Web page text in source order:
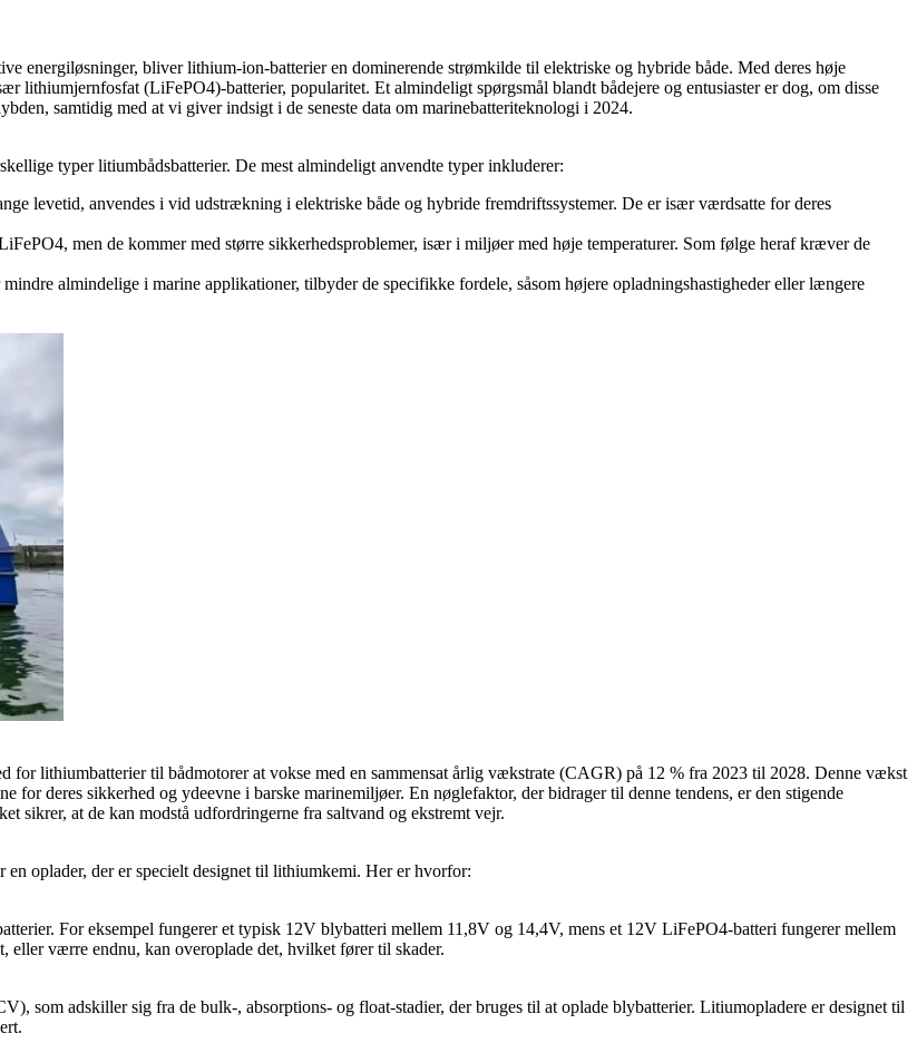
energiløsninger, bliver lithium-ion-batterier en dominerende strømkilde til elektriske og hybride både. Med deres høje
(LiFePO4)-batterier, popularitet. Et almindeligt spørgsmål blandt bådejere og entusiaster er dog, om disse
samtidig med at vi giver indsigt i de seneste data om marinebatteriteknologi i 2024.
typer litiumbådsbatterier. De mest almindeligt anvendte typer inkluderer:
levetid, anvendes i vid udstrækning i elektriske både og hybride fremdriftssystemer. De er især værdsatte for deres
men de kommer med større sikkerhedsproblemer, især i miljøer med høje temperaturer. Som følge heraf kræver de
mindre almindelige i marine applikationer, tilbyder de specifikke fordele, såsom højere opladningshastigheder eller længere
for lithiumbatterier til bådmotorer at vokse med en sammensat årlig vækstrate (CAGR) på 12 % fra 2023 til 2028. Denne vækst
for deres sikkerhed og ydeevne i barske marinemiljøer. En nøglefaktor, der bidrager til denne tendens, er den stigende
sikrer, at de kan modstå udfordringerne fra saltvand og ekstremt vejr.
oplader, der er specielt designet til lithiumkemi. Her er hvorfor:
For eksempel fungerer et typisk 12V blybatteri mellem 11,8V og 14,4V, mens et 12V LiFePO4-batteri fungerer mellem
værre endnu, kan overoplade det, hvilket fører til skader.
som adskiller sig fra de bulk-, absorptions- og float-stadier, der bruges til at oplade blybatterier. Litiumopladere er designet til